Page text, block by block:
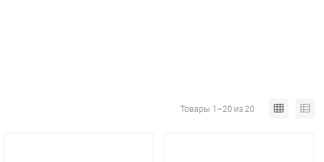
Товары 1–20 из 20